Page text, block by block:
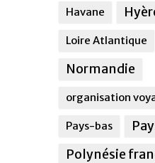
Havane
Loire Atlantique
Normandie
organisation
Pays-bas
Polynésie